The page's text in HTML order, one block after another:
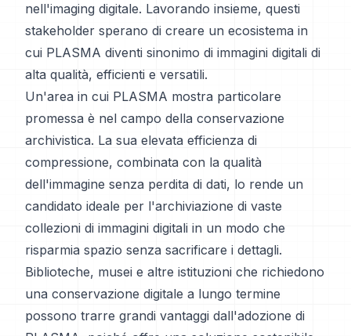
nell'imaging digitale. Lavorando insieme, questi
stakeholder sperano di creare un ecosistema in
cui PLASMA diventi sinonimo di immagini digitali di
alta qualità, efficienti e versatili.
Un'area in cui PLASMA mostra particolare
promessa è nel campo della conservazione
archivistica. La sua elevata efficienza di
compressione, combinata con la qualità
dell'immagine senza perdita di dati, lo rende un
candidato ideale per l'archiviazione di vaste
collezioni di immagini digitali in un modo che
risparmia spazio senza sacrificare i dettagli.
Biblioteche, musei e altre istituzioni che richiedono
una conservazione digitale a lungo termine
possono trarre grandi vantaggi dall'adozione di